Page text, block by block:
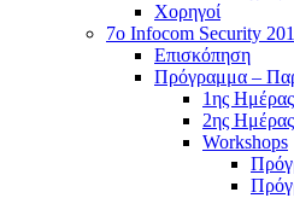
Χορηγοί
7o Infocom Security
Επισκόπηση
Πρόγραμμα –
1ης
2ης
Workshops